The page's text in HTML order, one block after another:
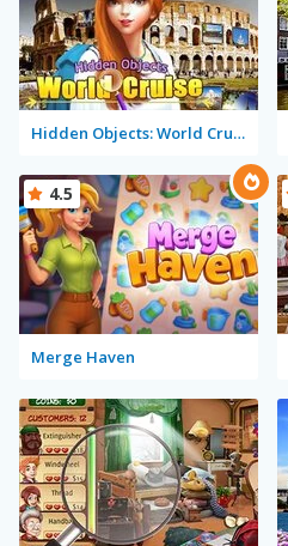
Hidden Objects: World Cruise
Merge Haven
4.5